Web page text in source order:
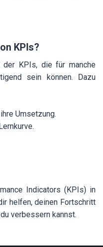
KPIs?
KPIs, die für manche
sein können. Dazu
Umsetzung.
Indicators (KPIs) in
helfen, deinen Fortschritt
verbessern kannst.